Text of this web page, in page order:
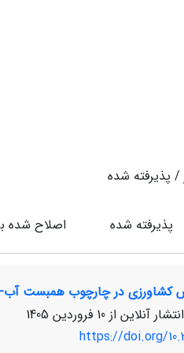
/ پذیرفته شده
پذیرفته شده اصلاح شده
کشاورزی در چارچوب همبست آب-
آنلاین از 10 فروردین 1405
https://doi.org/